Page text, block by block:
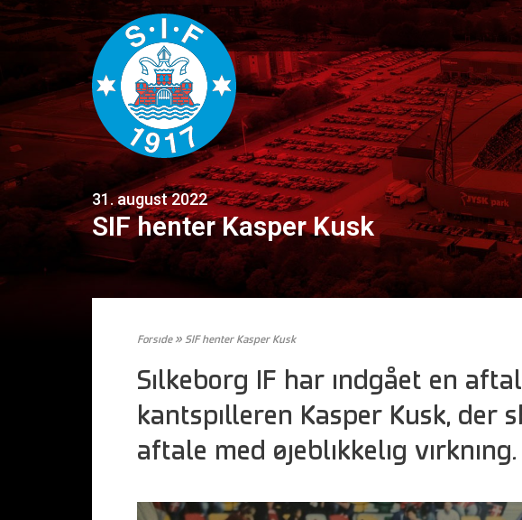
31. august 2022
SIF henter Kasper Kusk
Forside» SIF henter Kasper Kusk
Silkeborg IF har indgået en
kantspilleren Kasper Kusk, der
aftale med øjeblikkelig virkning.